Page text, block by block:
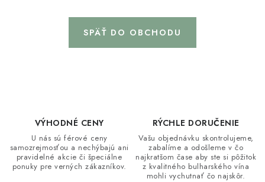
SPÄŤ DO OBCHODU
VÝHODNÉ CENY
U nás sú férové ceny
samozrejmosťou a nechýbajú ani
pravidelné akcie či špeciálne
ponuky pre verných zákazníkov.
RÝCHLE DORUČENIE
Vašu objednávku skontrolujeme,
zabalíme a odošleme v čo
najkratšom čase aby ste si pôžitok
z kvalitného bulharského vína
mohli vychutnať čo najskôr.